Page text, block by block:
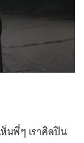
ห็นพี่ๆ เราศิลปิน